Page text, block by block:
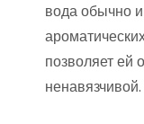
вода обычно
позволяет ей
ненавязчивой.